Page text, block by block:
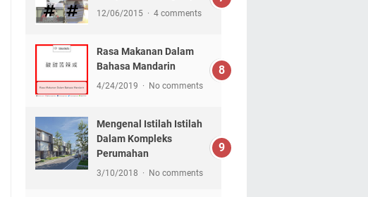
12/06/2015 4 comments
Rasa Makanan Dalam
Bahasa Mandarin
4/24/2019 No comments
Mengenal Istilah Istilah
Dalam Kompleks
Perumahan
3/10/2018 No comments